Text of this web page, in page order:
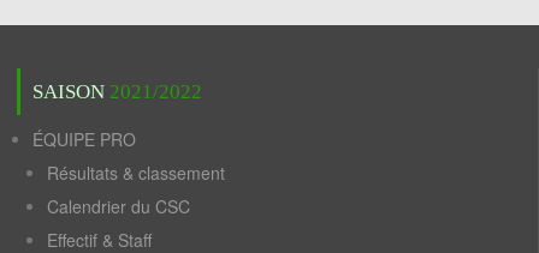
SAISON 2021/2022
ÉQUIPE PRO
Résultats & classement
Calendrier du CSC
Effectif & Staff